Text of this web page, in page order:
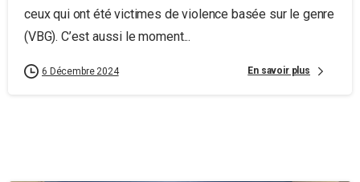
ceux qui ont été victimes de violence basée sur le genre
(VBG). C’est aussi le moment...
6 Décembre 2024 En savoir plus